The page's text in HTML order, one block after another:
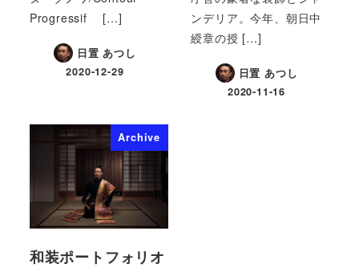
Progressif […]
日置 あつし
2020-12-29
ンデリア。今年、朝日中
綬章の授 […]
日置 あつし
2020-11-16
Archive
和装ポートフォリオ